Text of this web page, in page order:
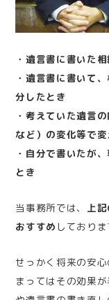
・遺言書に書いた
・遺言書に書いて
分したとき
・考えていた遺言
など）の変化等で
・自分で書いたが
とき
当事務所では、 上
おすすめ しておりま
せっかく将来の安
まってはその効果